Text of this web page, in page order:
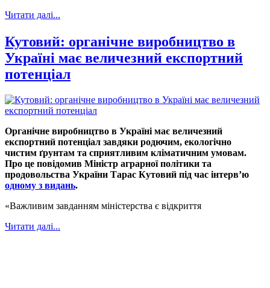
Читати далі...
Кутовий: органічне виробництво в
Україні має величезний експортний
потенціал
Органічне виробництво в Україні має величезний
експортний потенціал завдяки родючим, екологічно
чистим ґрунтам та сприятливим кліматичним умовам.
Про це повідомив Міністр аграрної політики та
продовольства України Тарас Кутовий під час інтерв’ю
одному з видань.
«Важливим завданням міністерства є відкриття
Читати далі...